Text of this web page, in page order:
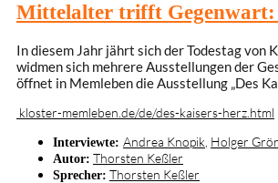
Mittelalter trifft Gegenwart:
In diesem Jahr jährt sich der Todestag
widmen sich mehrere Ausstellungen der
öffnet in Memleben die Ausstellung „Des
kloster-memleben.de/de/des-kaisers-herz.html
Interviewte: Andrea Knopik Holger
Autor: Thorsten Keßler
Sprecher: Thorsten Keßler